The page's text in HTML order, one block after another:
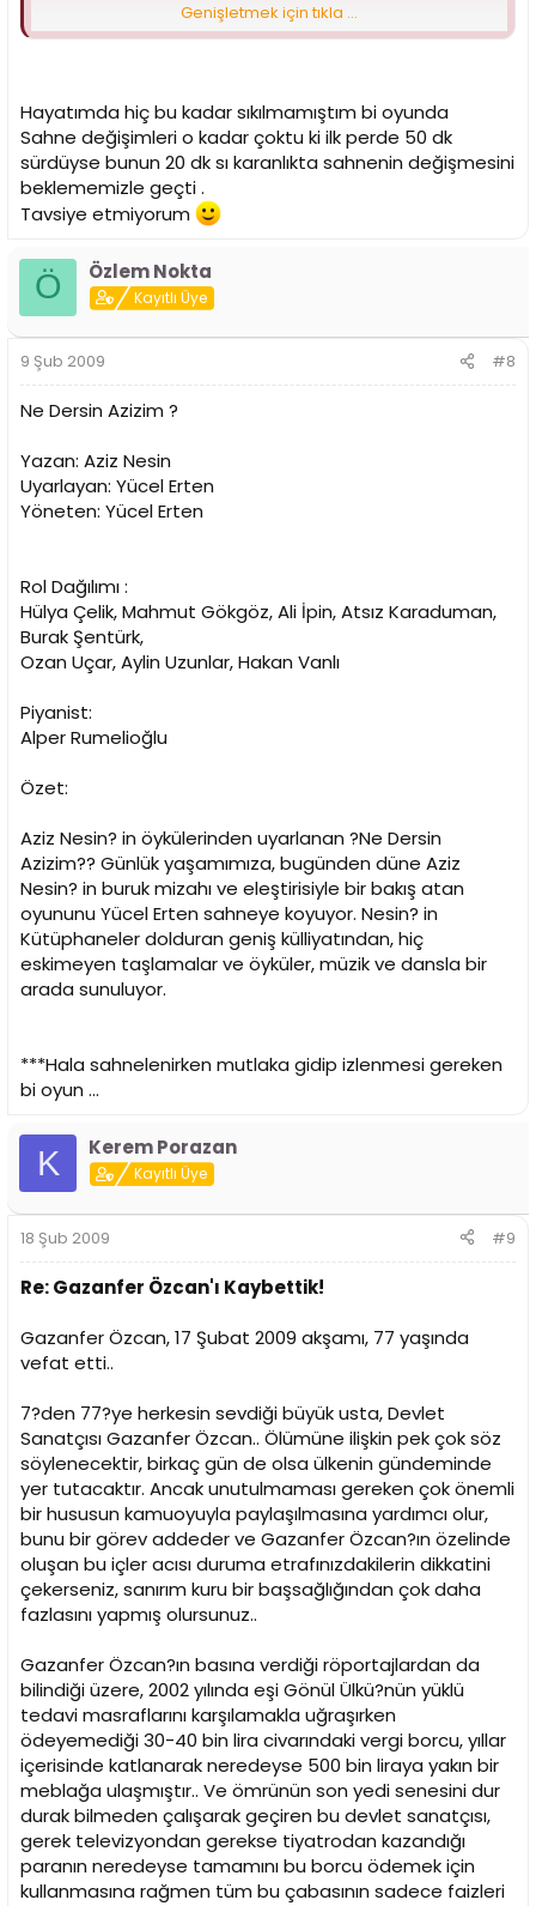
Oyunun Konusu :
batağına saplanan erkekle, bu evliliği sürdürme arzusu
duyan, ama onurunu kurtarmak adına da kocasına
direnemeyen Kadın? ın tutumları üzerine kuruludur. Ama
sonuçta herkes değişmekte ve olgunlaşmakta, bu da bir
ilişkiden ne beklediğimizi ve nasıl yürütmeyi tercih
ettiğimizi netleştirmektedir.
Genişletmek için tıkla ...
Hayatımda hiç bu kadar sıkılmamıştım bi oyunda
Sahne değişimleri o kadar çoktu ki ilk perde 50 dk
sürdüyse bunun 20 dk sı karanlıkta sahnenin değişmesini
beklememizle geçti .
Tavsiye etmiyorum
Ö Özlem Nokta
Kayıtlı Üye
9 Şub 2009 #8
Ne Dersin Azizim ?
Yazan: Aziz Nesin
Uyarlayan: Yücel Erten
Yöneten: Yücel Erten
Rol Dağılımı :
Hülya Çelik, Mahmut Gökgöz, Ali İpin, Atsız Karaduman,
Burak Şentürk,
Ozan Uçar, Aylin Uzunlar, Hakan Vanlı
Piyanist:
Alper Rumelioğlu
Özet:
Aziz Nesin? in öykülerinden uyarlanan ?Ne Dersin
Azizim?? Günlük yaşamımıza, bugünden düne Aziz
Nesin? in buruk mizahı ve eleştirisiyle bir bakış atan
oyununu Yücel Erten sahneye koyuyor. Nesin? in
Kütüphaneler dolduran geniş külliyatından, hiç
eskimeyen taşlamalar ve öyküler, müzik ve dansla bir
arada sunuluyor.
***Hala sahnelenirken mutlaka gidip izlenmesi gereken
bi oyun ...
K Kerem Porazan
Kayıtlı Üye
18 Şub 2009 #9
Re: Gazanfer Özcan'ı Kaybettik!
Gazanfer Özcan, 17 Şubat 2009 akşamı, 77 yaşında
vefat etti..
7?den 77?ye herkesin sevdiği büyük usta, Devlet
Sanatçısı Gazanfer Özcan.. Ölümüne ilişkin pek çok söz
söylenecektir, birkaç gün de olsa ülkenin gündeminde
yer tutacaktır. Ancak unutulmaması gereken çok önemli
bir hususun kamuoyuyla paylaşılmasına yardımcı olur,
bunu bir görev addeder ve Gazanfer Özcan?ın özelinde
oluşan bu içler acısı duruma etrafınızdakilerin dikkatini
çekerseniz, sanırım kuru bir başsağlığından çok daha
fazlasını yapmış olursunuz..
Gazanfer Özcan?ın basına verdiği röportajlardan da
bilindiği üzere, 2002 yılında eşi Gönül Ülkü?nün yüklü
tedavi masraflarını karşılamakla uğraşırken
ödeyemediği 30-40 bin lira civarındaki vergi borcu, yıllar
içerisinde katlanarak neredeyse 500 bin liraya yakın bir
meblağa ulaşmıştır.. Ve ömrünün son yedi senesini dur
durak bilmeden çalışarak geçiren bu devlet sanatçısı,
gerek televizyondan gerekse tiyatrodan kazandığı
paranın neredeyse tamamını bu borcu ödemek için
kullanmasına rağmen tüm bu çabasının sadece faizleri